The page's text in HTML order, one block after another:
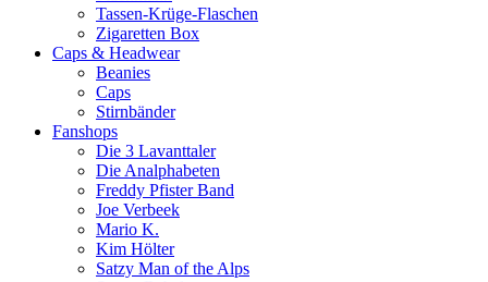
Tassen-Krüge-Flaschen
Zigaretten Box
Caps & Headwear
Beanies
Caps
Stirnbänder
Fanshops
Die 3 Lavanttaler
Die Analphabeten
Freddy Pfister Band
Joe Verbeek
Mario K.
Kim Hölter
Satzy Man of the Alps